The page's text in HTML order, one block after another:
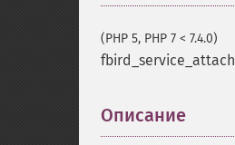
(PHP 5, PHP 7 < 7.4.0)
fbird_service_attach
Описание